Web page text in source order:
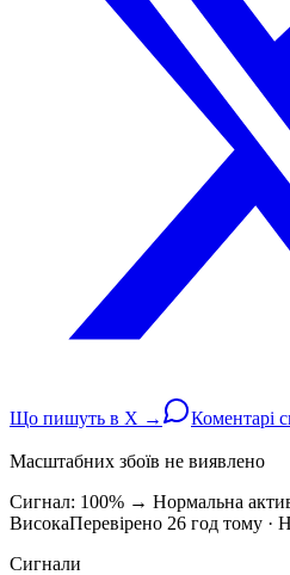
Що пишуть в X → Коментарі
Масштабних збоїв не виявлено
Сигнал: 100% → Нормальна
ВисокаПеревірено 26 год тому ·
Сигнали